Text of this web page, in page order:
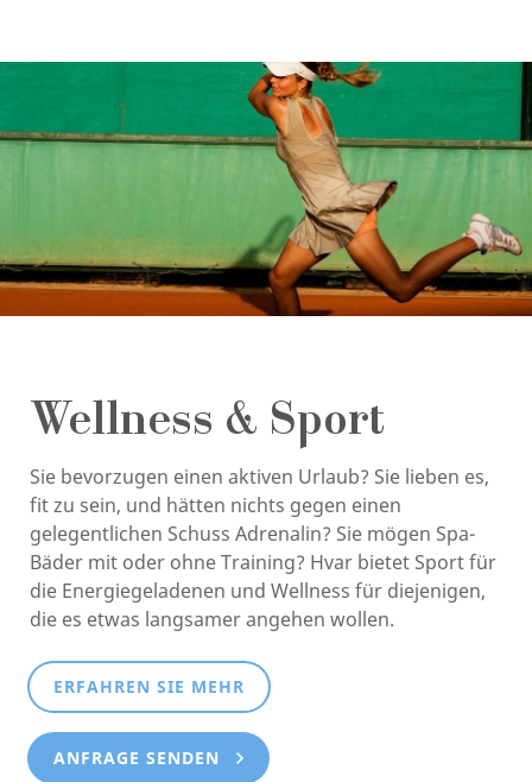
Wellness & Sport
Sie bevorzugen einen aktiven Urlaub? Sie lieben es,
fit zu sein, und hätten nichts gegen einen
gelegentlichen Schuss Adrenalin? Sie mögen Spa-
Bäder mit oder ohne Training? Hvar bietet Sport für
die Energiegeladenen und Wellness für diejenigen,
die es etwas langsamer angehen wollen.
ERFAHREN SIE MEHR
ANFRAGE SENDEN